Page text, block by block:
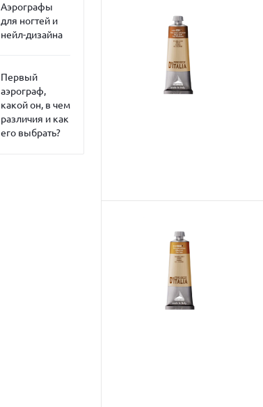
Аэрографы
для ногтей и
нейл-дизайна
Первый
аэрограф,
какой он, в чем
различия и как
его выбрать?